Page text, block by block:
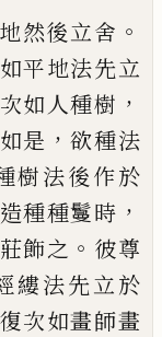
地然後立舍 。
如平地法先立
如人種樹 ，
是 ，欲種法
樹法後作於
種種鬘時 ，
飾之 。 彼尊
縷法先立於
復次如畫師畫